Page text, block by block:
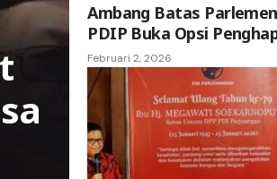
Ambang Batas
PDIP Buka Opsi
Februari 2, 2026